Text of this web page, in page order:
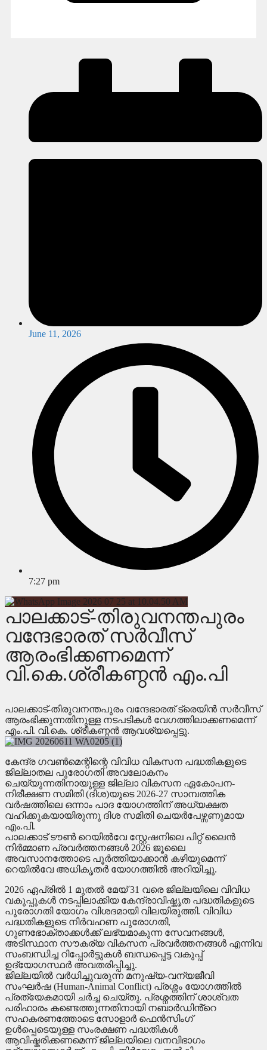
June 11, 2026
7:27 pm
പാലക്കാട്-തിരുവനന്തപുരം
വന്ദേഭാരത് സർവീസ്
ആരംഭിക്കണമെന്ന്
വി.കെ.ശ്രീകണ്ഠൻ എം.പി
പാലക്കാട്-തിരുവനന്തപുരം വന്ദേഭാരത് ട്രെയിൻ സർവീസ്
ആരംഭിക്കുന്നതിനുള്ള നടപടികൾ വേഗത്തിലാക്കണമെന്ന്
എം.പി. വി.കെ. ശ്രീകണ്ഠൻ ആവശ്യപ്പെട്ടു.
കേന്ദ്ര ഗവൺമെന്റിന്റെ വിവിധ വികസന പദ്ധതികളുടെ
ജില്ലാതല പുരോഗതി അവലോകനം
ചെയ്യുന്നതിനായുള്ള ജില്ലാ വികസന ഏകോപന-
നിരീക്ഷണ സമിതി (ദിശ)യുടെ 2026-27 സാമ്പത്തിക
വർഷത്തിലെ ഒന്നാം പാദ യോഗത്തിന് അധ്യക്ഷത
വഹിക്കുകയായിരുന്നു ദിശ സമിതി ചെയർപേഴ്സണുമായ
എം.പി.
പാലക്കാട് ടൗൺ റെയിൽവേ സ്റ്റേഷനിലെ പിറ്റ് ലൈൻ
നിർമ്മാണ പ്രവർത്തനങ്ങൾ 2026 ജൂലൈ
അവസാനത്തോടെ പൂർത്തിയാക്കാൻ കഴിയുമെന്ന്
റെയിൽവേ അധികൃതർ യോഗത്തിൽ അറിയിച്ചു.
2026 ഏപ്രിൽ 1 മുതൽ മേയ് 31 വരെ ജില്ലയിലെ വിവിധ
വകുപ്പുകൾ നടപ്പിലാക്കിയ കേന്ദ്രാവിഷ്കൃത പദ്ധതികളുടെ
പുരോഗതി യോഗം വിശദമായി വിലയിരുത്തി. വിവിധ
പദ്ധതികളുടെ നിർവഹണ പുരോഗതി,
ഗുണഭോക്താക്കൾക്ക് ലഭ്യമാകുന്ന സേവനങ്ങൾ,
അടിസ്ഥാന സൗകര്യ വികസന പ്രവർത്തനങ്ങൾ എന്നിവ
സംബന്ധിച്ച റിപ്പോർട്ടുകൾ ബന്ധപ്പെട്ട വകുപ്പ്
ഉദ്യോഗസ്ഥർ അവതരിപ്പിച്ചു.
ജില്ലയിൽ വർധിച്ചുവരുന്ന മനുഷ്യ-വന്യജീവി
സംഘർഷ (Human-Animal Conflict) പ്രശ്നം യോഗത്തിൽ
പ്രത്യേകമായി ചർച്ച ചെയ്തു. പ്രശ്നത്തിന് ശാശ്വത
പരിഹാരം കണ്ടെത്തുന്നതിനായി നബാർഡിൻ്റെ
സഹകരണത്തോടെ സോളാർ ഫെൻസിംഗ്
ഉൾപ്പെടെയുള്ള സംരക്ഷണ പദ്ധതികൾ
ആവിഷ്കരിക്കണമെന്ന് ജില്ലയിലെ വനവിഭാഗം